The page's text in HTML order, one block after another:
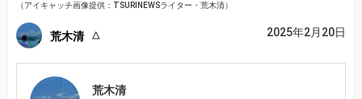
（アイキャッチ画像提供：TSURINEWSライター・荒木清）
荒木清 2025年2月20日
荒木清